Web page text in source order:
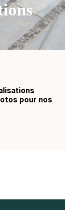
pour nos